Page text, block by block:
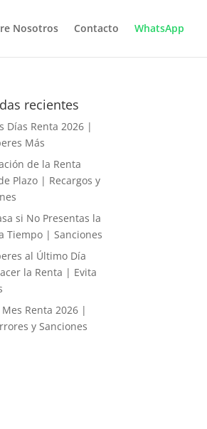
Nosotros Contacto WhatsApp
recientes
Días Renta 2026 |
Más
de la Renta
Plazo | Recargos y
si No Presentas la
Tiempo | Sanciones
al Último Día
la Renta | Evita
Renta 2026 |
y Sanciones